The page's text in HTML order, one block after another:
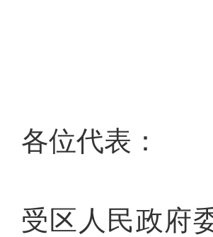
各位代表：
受区人民政府